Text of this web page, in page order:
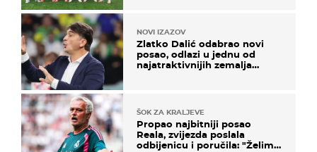
NOVI IZAZOV
Zlatko Dalić odabrao novi
posao, odlazi u jednu od
najatraktivnijih zemalja
ŠOK ZA KRALJEVE
Propao najbitniji posao
Reala, zvijezda poslala
odbijenicu i poručila: "Želim